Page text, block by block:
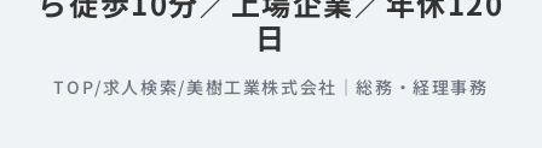
日
TOP/求人検索/美樹工業株式会社｜総務・経理事務